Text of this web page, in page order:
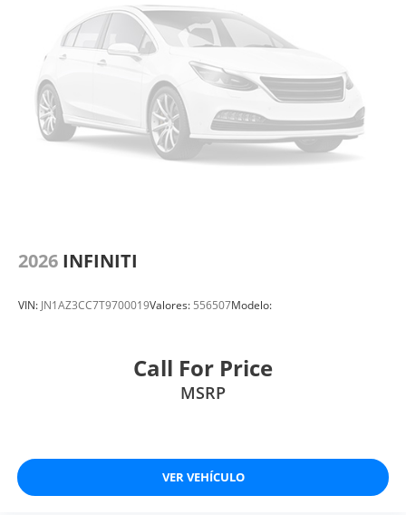
2026 INFINITI
VIN: JN1AZ3CC7T9700019Valores: 556507Modelo:
Call For Price
MSRP
VER VEHÍCULO